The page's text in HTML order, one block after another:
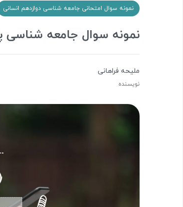
نمونه سوال امتحانی جامعه شناسی دوازدهم انسانی
نمونه سوال جامعه شناسی
ملیحه فراهانی
نویسنده